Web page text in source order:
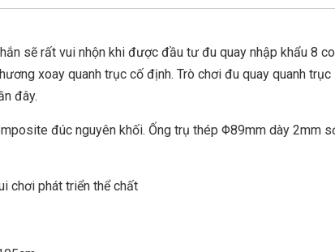
sẽ rất vui nhộn khi được đầu tư đu quay nhập khẩu 8
xoay quanh trục cố định. Trò chơi đu quay quanh
đây.
đúc nguyên khối. Ống trụ thép Φ89mm dày 2mm
chơi phát triển thể chất